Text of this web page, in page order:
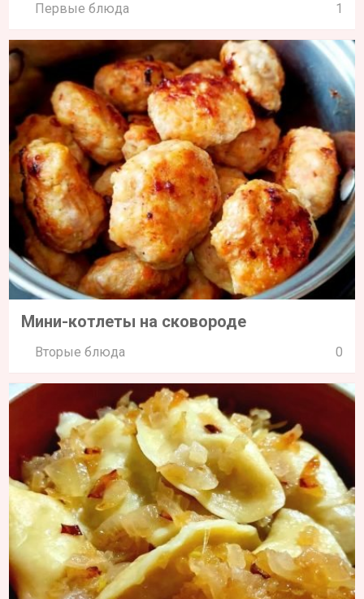
Первые блюда 1
Мини-котлеты на сковороде
Вторые блюда 0